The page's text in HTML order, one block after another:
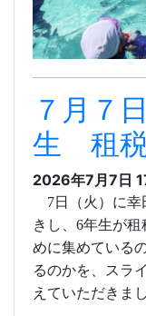
７月７
生 租
2026年7月7日
7日（火）に
きし、 6年生が租
めに集めている
るのかを、スラ
えていただきまし